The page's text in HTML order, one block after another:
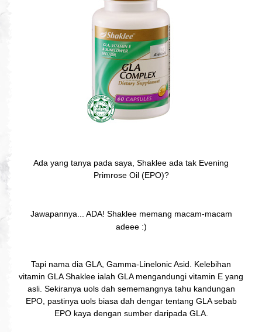
Ada yang tanya pada saya, Shaklee ada tak Evening
Primrose Oil (EPO)?
Jawapannya... ADA! Shaklee memang macam-macam
adeee :)
Tapi nama dia GLA, Gamma-Linelonic Asid. Kelebihan
vitamin GLA Shaklee ialah GLA mengandungi vitamin E yang
asli. Sekiranya uols dah sememangnya tahu kandungan
EPO, pastinya uols biasa dah dengar tentang GLA sebab
EPO kaya dengan sumber daripada GLA.